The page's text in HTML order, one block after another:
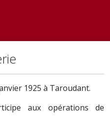
1925 à Taroudant.
aux opérations de